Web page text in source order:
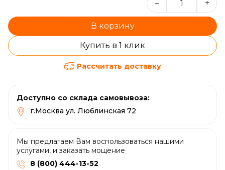
– +
В корзину
Купить в 1 клик
Рассчитать доставку
Доступно со склада самовывоза:
г.Москва ул. Люблинская 72
Мы предлагаем Вам воспользоваться нашими
услугами, и заказать мощение
8 (800) 444-13-52